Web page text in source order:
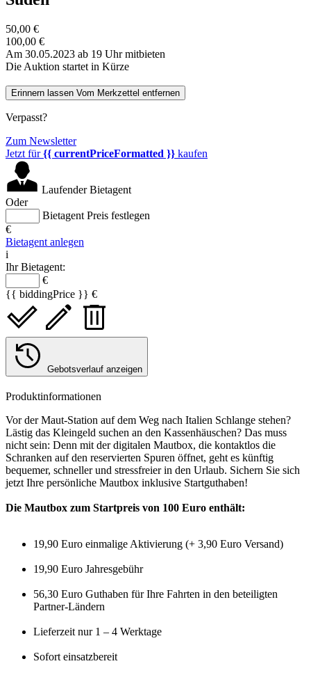
50,00 €
100,00 €
Am 30.05.2023 ab 19 Uhr mitbieten
Die Auktion startet in Kürze
Erinnern lassen Vom Merkzettel entfernen
Verpasst?
Zum Newsletter
Jetzt für{{ currentPriceFormatted }} kaufen
Laufender Bietagent
Oder
Bietagent Preis festlegen
€
Bietagent anlegen
i
Ihr Bietagent:
€
{{ biddingPrice }} €
Gebotsverlauf anzeigen
Produktinformationen
Vor der Maut-Station auf dem Weg nach Italien Schlange stehen?
Lästig das Kleingeld suchen an den Kassenhäuschen? Das muss
nicht sein: Denn mit der digitalen Mautbox, die kontaktlos die
Schranken auf den reservierten Spuren öffnet, geht es künftig
bequemer, schneller und stressfreier in den Urlaub. Sichern Sie sich
jetzt Ihre persönliche Mautbox inklusive Startguthaben!
Die Mautbox zum Startpreis von 100 Euro enthält:
19,90 Euro einmalige Aktivierung (+ 3,90 Euro Versand)
19,90 Euro Jahresgebühr
56,30 Euro Guthaben für Ihre Fahrten in den beteiligten
Partner-Ländern
Lieferzeit nur 1 – 4 Werktage
Sofort einsatzbereit